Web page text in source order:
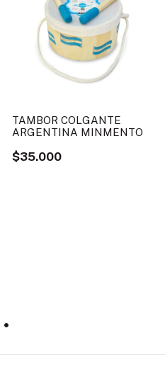
TAMBOR COLGANTE
ARGENTINA MINMENTO
$35.000